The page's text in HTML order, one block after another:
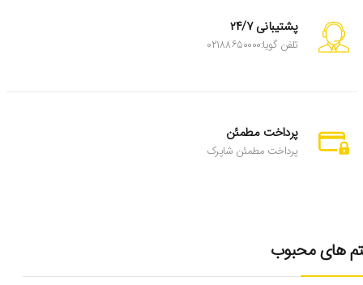
پشتیبانی ۲۴/۷
تلفن گویا:۰۲۱۸۸۶۵۰۰۰۰
پرداخت مطمئن
پرداخت مطمئن شاپرک
های محبوب